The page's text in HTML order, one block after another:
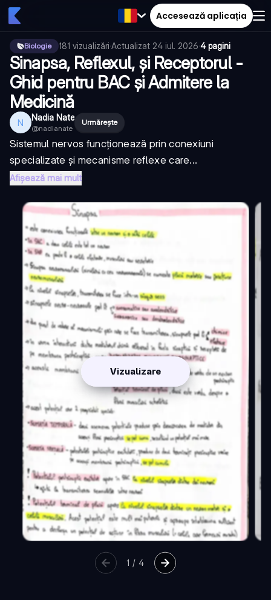
Accesează aplicația
Biologie 181 vizualizări·Actualizat 24 iul. 2026·4 pagini
Sinapsa, Reflexul, și Receptorul -
Ghid pentru BAC și Admitere la
Medicină
N Nadia Nate
@nadianate
Urmărește
Sistemul nervos funcționează prin conexiuni
specializate și mecanisme reflexe care...
Afișează mai mult
Vizualizare
1 /4